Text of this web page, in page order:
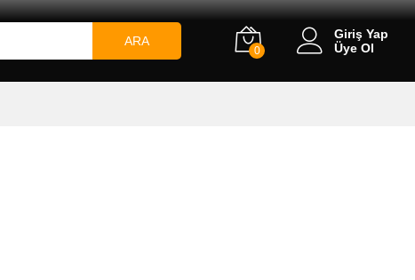
ARA
0
Giriş Yap
Üye Ol